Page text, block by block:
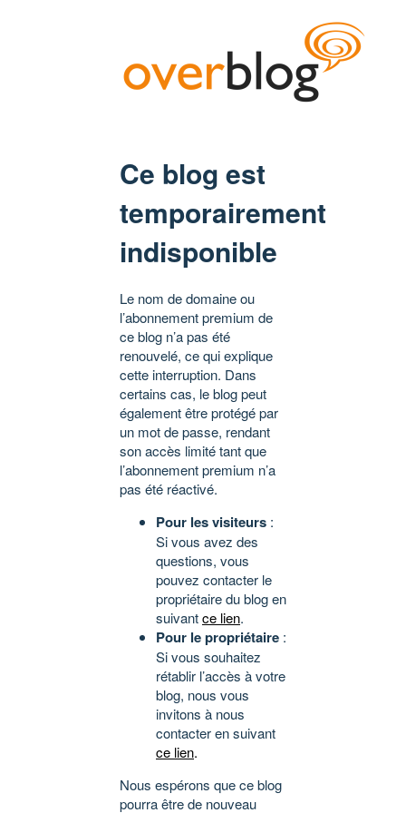
Ce blog est
temporairement
indisponible
Le nom de domaine ou
l’abonnement premium de
ce blog n’a pas été
renouvelé, ce qui explique
cette interruption. Dans
certains cas, le blog peut
également être protégé par
un mot de passe, rendant
son accès limité tant que
l’abonnement premium n’a
pas été réactivé.
Pour les visiteurs :
Si vous avez des
questions, vous
pouvez contacter le
propriétaire du blog en
suivantce lien.
Pour le propriétaire :
Si vous souhaitez
rétablir l’accès à votre
blog, nous vous
invitons à nous
contacter en suivant
ce lien.
Nous espérons que ce blog
pourra être de nouveau